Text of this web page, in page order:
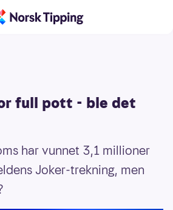
full pott - ble det
har vunnet 3,1 millioner
Joker-trekning, men